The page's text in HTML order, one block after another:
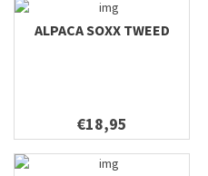
ALPACA SOXX TWEED
€18,95